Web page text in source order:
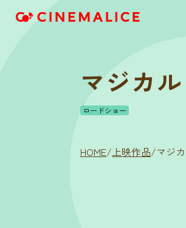
マジカ
ロードショー
HOME/上映作品/マジ